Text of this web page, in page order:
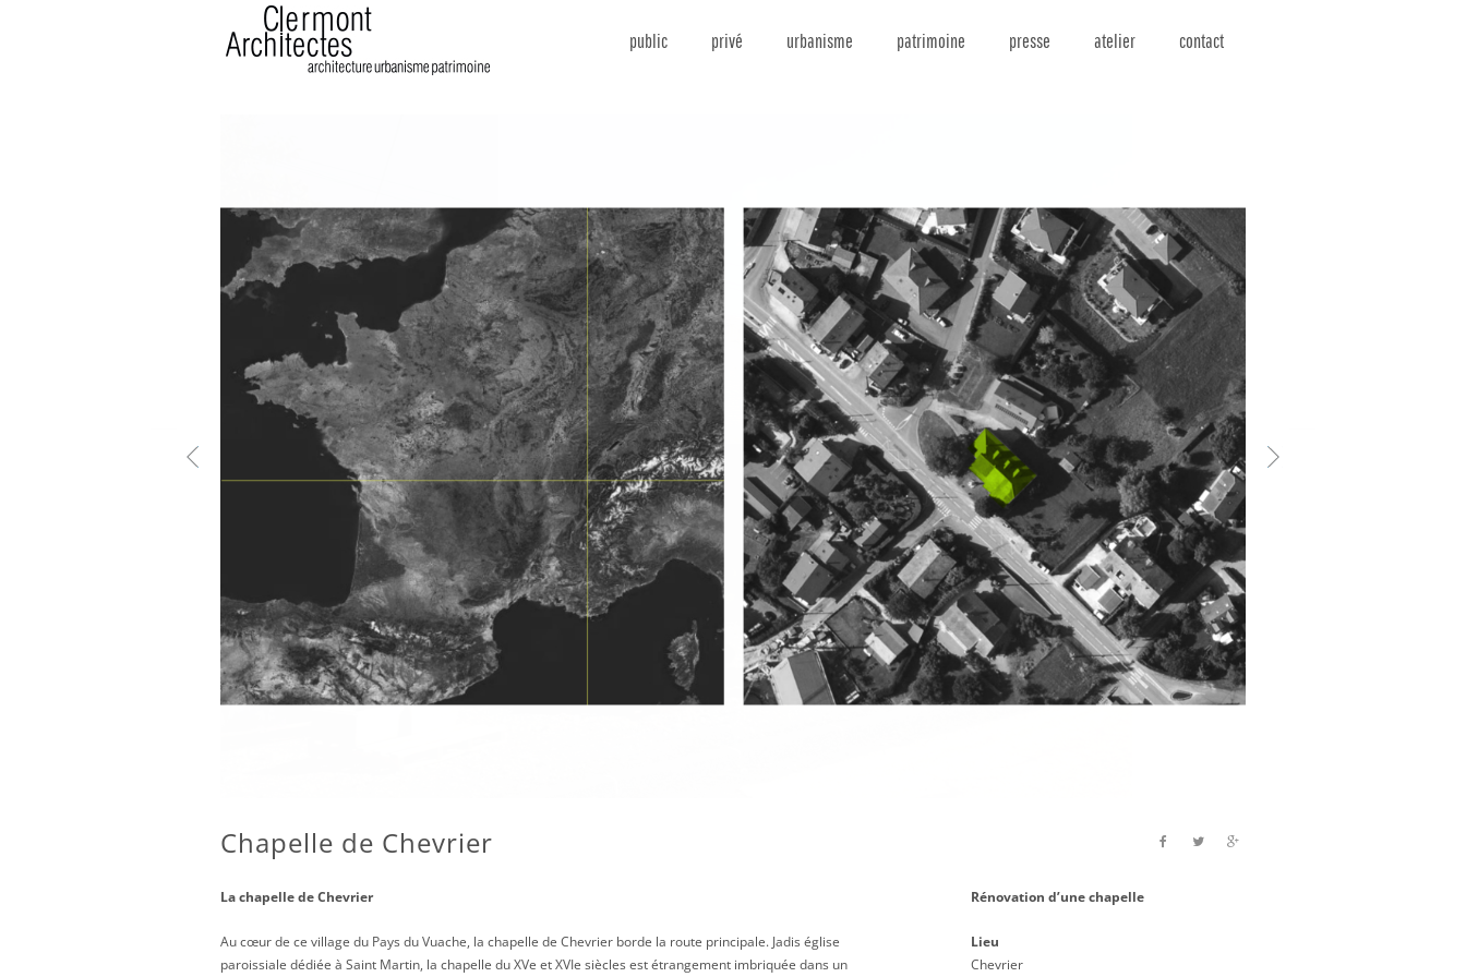
public privé urbanisme patrimoine presse atelier contact
Chapelle de Chevrier
La chapelle de Chevrier
Au cœur de ce village du Pays du Vuache, la chapelle de Chevrier borde la route principale. Jadis église
paroissiale dédiée à Saint Martin, la chapelle du XVe et XVIe siècles est étrangement imbriquée dans un
Rénovation d’une chapelle
Lieu
Chevrier